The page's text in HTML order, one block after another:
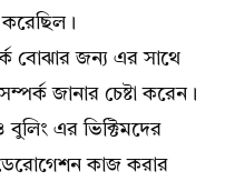
বোঝার জন্য এর সাথে
জানার চেষ্টা করেন।
এর ভিক্টিমদের
ডেরোগেশন কাজ করার